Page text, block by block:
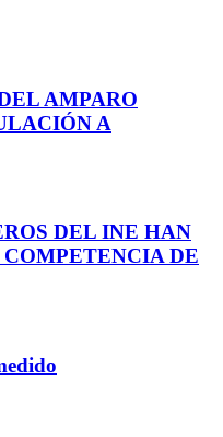
AMPARO
A
DEL INE HAN
DE